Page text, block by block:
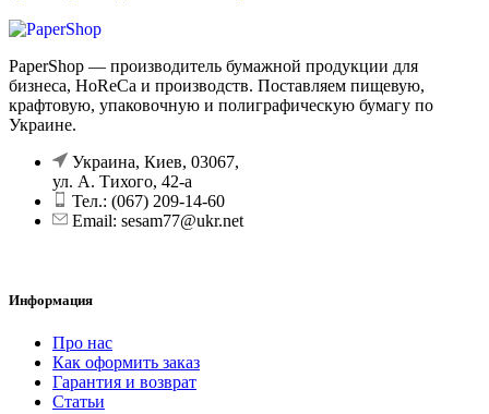
PaperShop — производитель бумажной продукции для
бизнеса, HoReCa и производств. Поставляем пищевую,
крафтовую, упаковочную и полиграфическую бумагу по
Украине.
Украина, Киев, 03067,
ул. А. Тихого, 42-а
Тел.: (067) 209-14-60
Email: sesam77@ukr.net
Информация
Про нас
Как оформить заказ
Гарантия и возврат
Статьи